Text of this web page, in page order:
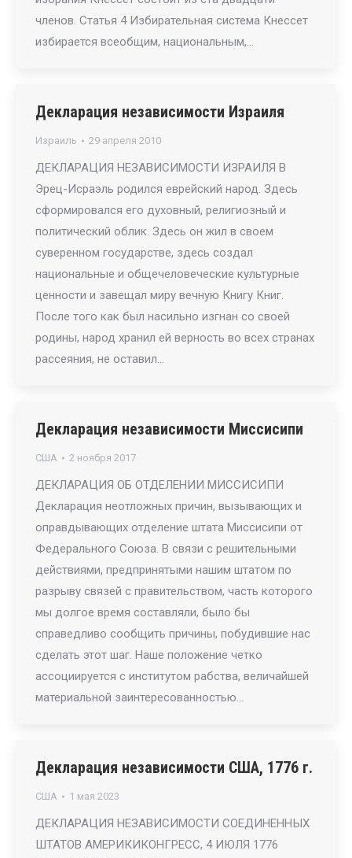
членов. Статья 4 Избирательная система Кнессет
избирается всеобщим, национальным,…
Декларация независимости Израиля
Израиль 29 апреля 2010
ДЕКЛАРАЦИЯ НЕЗАВИСИМОСТИ ИЗРАИЛЯ В
Эрец-Исраэль родился еврейский народ. Здесь
сформировался его духовный, религиозный и
политический облик. Здесь он жил в своем
суверенном государстве, здесь создал
национальные и общечеловеческие культурные
ценности и завещал миру вечную Книгу Книг.
После того как был насильно изгнан со своей
родины, народ хранил ей верность во всех странах
рассеяния, не оставил…
Декларация независимости Миссисипи
США 2 ноября 2017
ДЕКЛАРАЦИЯ ОБ ОТДЕЛЕНИИ МИССИСИПИ
Декларация неотложных причин, вызывающих и
оправдывающих отделение штата Миссисипи от
Федерального Союза. В связи с решительными
действиями, предпринятыми нашим штатом по
разрыву связей с правительством, часть которого
мы долгое время составляли, было бы
справедливо сообщить причины, побудившие нас
сделать этот шаг. Наше положение четко
ассоциируется с институтом рабства, величайшей
материальной заинтересованностью…
Декларация независимости США, 1776 г.
США 1 мая 2023
ДЕКЛАРАЦИЯ НЕЗАВИСИМОСТИ СОЕДИНЕННЫХ
ШТАТОВ АМЕРИКИКОНГРЕСС, 4 ИЮЛЯ 1776